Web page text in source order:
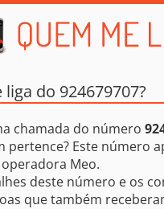
do 924679707?
chamada do número
pertence? Este número
Meo.
deste número e os
que também